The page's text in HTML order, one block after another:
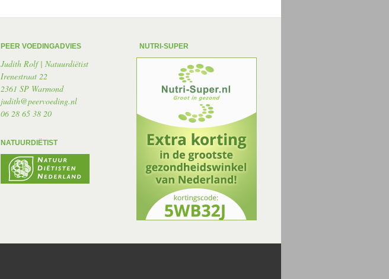
PEER VOEDINGADVIES
Judith Rolf | Natuurdiëtist
Irenestraat 22
2361 SP Warmond
judith@peervoeding.nl
06 28 65 38 20
NATUURDIËTIST
NUTRI-SUPER